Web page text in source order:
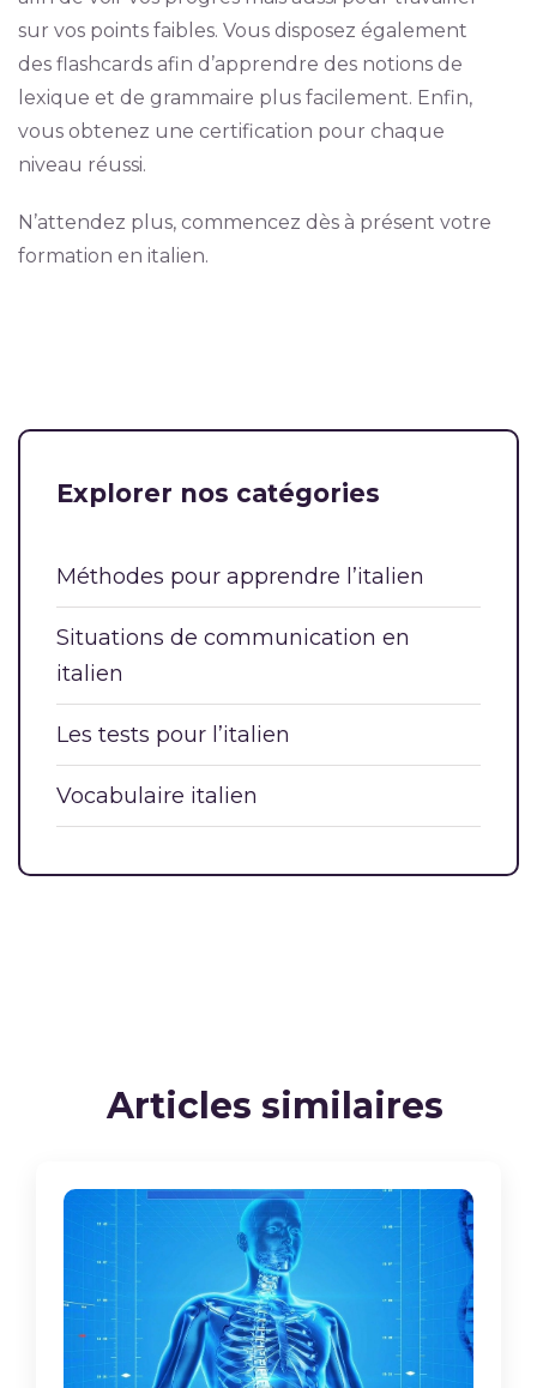
sur vos points faibles. Vous disposez également
des flashcards afin d’apprendre des notions de
lexique et de grammaire plus facilement. Enfin,
vous obtenez une certification pour chaque
niveau réussi.
N’attendez plus, commencez dès à présent votre
formation en italien.
Explorer nos catégories
Méthodes pour apprendre l’italien
Situations de communication en
italien
Les tests pour l’italien
Vocabulaire italien
Articles similaires